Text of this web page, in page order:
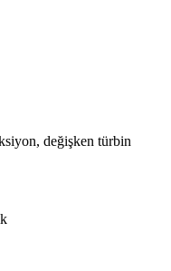
değişken türbin